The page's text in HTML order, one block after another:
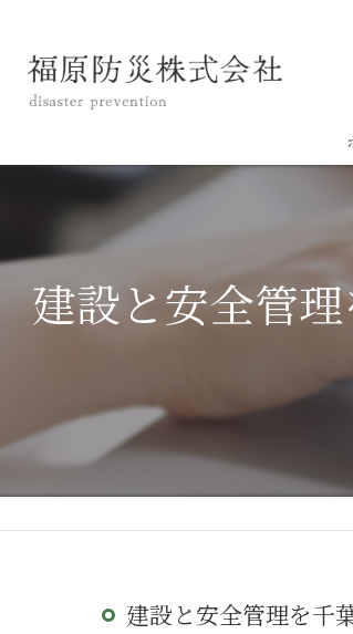
建設と安全管
建設と安全管理を千